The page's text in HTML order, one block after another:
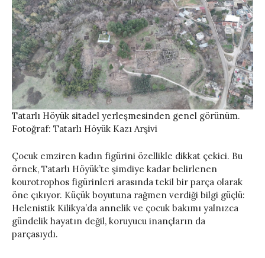
Tatarlı Höyük sitadel yerleşmesinden genel görünüm.
Fotoğraf: Tatarlı Höyük Kazı Arşivi
Çocuk emziren kadın figürini özellikle dikkat çekici. Bu
örnek, Tatarlı Höyük’te şimdiye kadar belirlenen
kourotrophos figürinleri arasında tekil bir parça olarak
öne çıkıyor. Küçük boyutuna rağmen verdiği bilgi güçlü:
Helenistik Kilikya’da annelik ve çocuk bakımı yalnızca
gündelik hayatın değil, koruyucu inançların da
parçasıydı.